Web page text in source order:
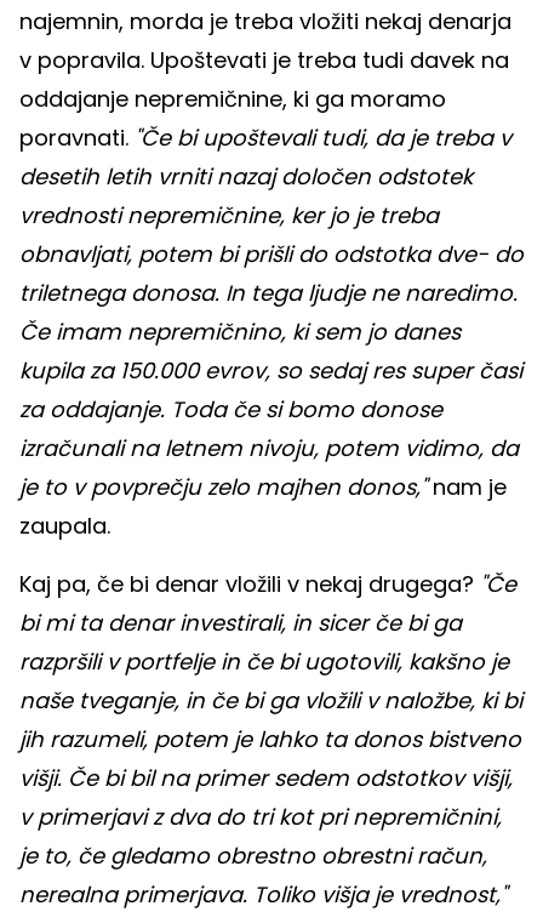
najemnin, morda je treba vložiti nekaj denarja
v popravila. Upoštevati je treba tudi davek na
oddajanje nepremičnine, ki ga moramo
poravnati. "Če bi upoštevali tudi, da je treba v
desetih letih vrniti nazaj določen odstotek
vrednosti nepremičnine, ker jo je treba
obnavljati, potem bi prišli do odstotka dve- do
triletnega donosa. In tega ljudje ne naredimo.
Če imam nepremičnino, ki sem jo danes
kupila za 150.000 evrov, so sedaj res super časi
za oddajanje. Toda če si bomo donose
izračunali na letnem nivoju, potem vidimo, da
je to v povprečju zelo majhen donos,"nam je
zaupala.
Kaj pa, če bi denar vložili v nekaj drugega? "Če
bi mi ta denar investirali, in sicer če bi ga
razpršili v portfelje in če bi ugotovili, kakšno je
naše tveganje, in če bi ga vložili v naložbe, ki bi
jih razumeli, potem je lahko ta donos bistveno
višji. Če bi bil na primer sedem odstotkov višji,
v primerjavi z dva do tri kot pri nepremičnini,
je to, če gledamo obrestno obrestni račun,
nerealna primerjava. Toliko višja je vrednost,"